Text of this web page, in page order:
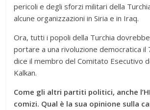
pericoli e degli sforzi militari della
alcune organizzazioni in Siria e in Iraq.
Ora, tutti i popoli della Turchia
portare a una rivoluzione democratica il
dice il membro del Comitato Esecutivo
Kalkan.
Come gli altri partiti politici, anche
comizi. Qual è la sua opinione sulla